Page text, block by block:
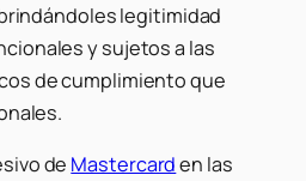
legitimidad
y sujetos a las
de cumplimiento que
de Mastercarden las